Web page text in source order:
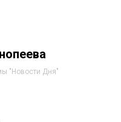
"Новости Дня"